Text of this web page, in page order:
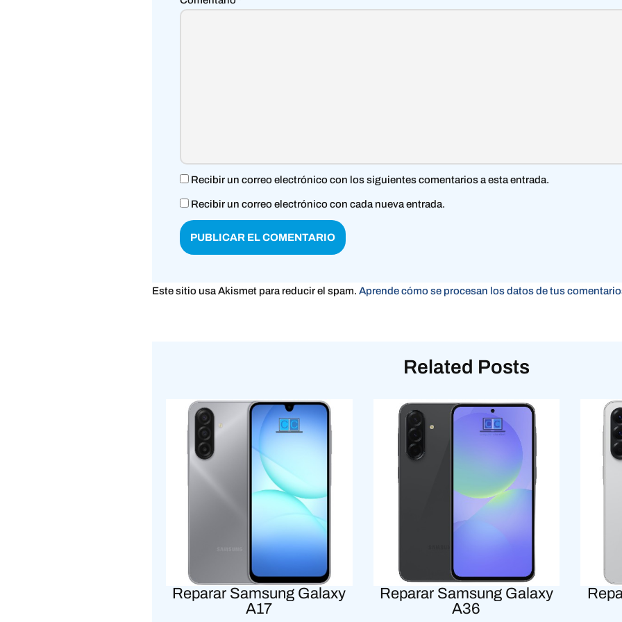
Recibir un correo electrónico con los siguientes comentarios a esta entrada.
Recibir un correo electrónico con cada nueva entrada.
Este sitio usa Akismet para reducir el spam. Aprende cómo se procesan los datos de tus
Related Posts
Reparar Samsung Galaxy
A17
Reparar Samsung Galaxy
A36